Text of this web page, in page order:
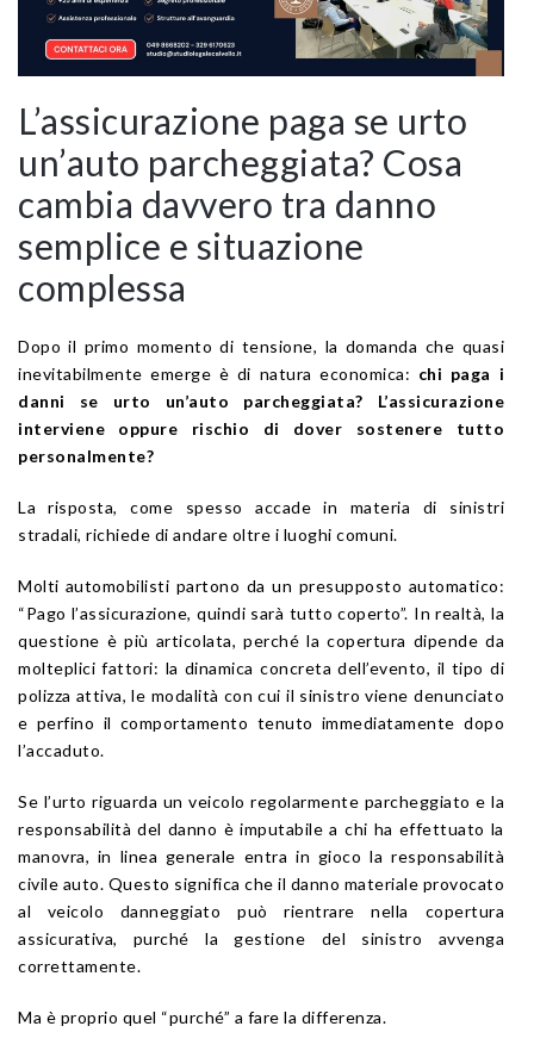
L’assicurazione paga se urto
un’auto parcheggiata? Cosa
cambia davvero tra danno
semplice e situazione
complessa
Dopo il primo momento di tensione, la domanda che quasi
inevitabilmente emerge è di natura economica: chi paga i
danni se urto un’auto parcheggiata? L’assicurazione
interviene oppure rischio di dover sostenere tutto
personalmente?
La risposta, come spesso accade in materia di sinistri
stradali, richiede di andare oltre i luoghi comuni.
Molti automobilisti partono da un presupposto automatico:
“Pago l’assicurazione, quindi sarà tutto coperto”. In realtà, la
questione è più articolata, perché la copertura dipende da
molteplici fattori: la dinamica concreta dell’evento, il tipo di
polizza attiva, le modalità con cui il sinistro viene denunciato
e perfino il comportamento tenuto immediatamente dopo
l’accaduto.
Se l’urto riguarda un veicolo regolarmente parcheggiato e la
responsabilità del danno è imputabile a chi ha effettuato la
manovra, in linea generale entra in gioco la responsabilità
civile auto. Questo significa che il danno materiale provocato
al veicolo danneggiato può rientrare nella copertura
assicurativa, purché la gestione del sinistro avvenga
correttamente.
Ma è proprio quel “purché” a fare la differenza.